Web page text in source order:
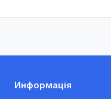
Информація